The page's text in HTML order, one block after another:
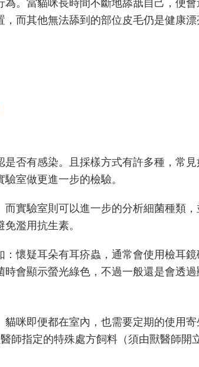
而其他無法舔到的部位皮毛仍是健康
否有感染。且採樣方式有許多種，常
室做更進一步的檢驗。
實驗室則可以進一步的分析細菌種類
濫用抗生素。
懷疑耳朵有耳疥蟲，通常會使用檢耳
會顯示螢光綠色，不過一般還是會透過
咪即便都在室內，也需要定期的使用
師指定的特殊處方飼料（須由獸醫師